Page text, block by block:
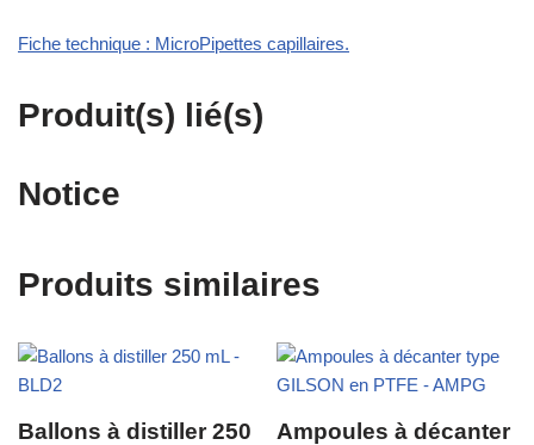
Fiche technique : MicroPipettes capillaires.
Produit(s) lié(s)
Notice
Produits similaires
Ballons à distiller 250
Ampoules à décanter